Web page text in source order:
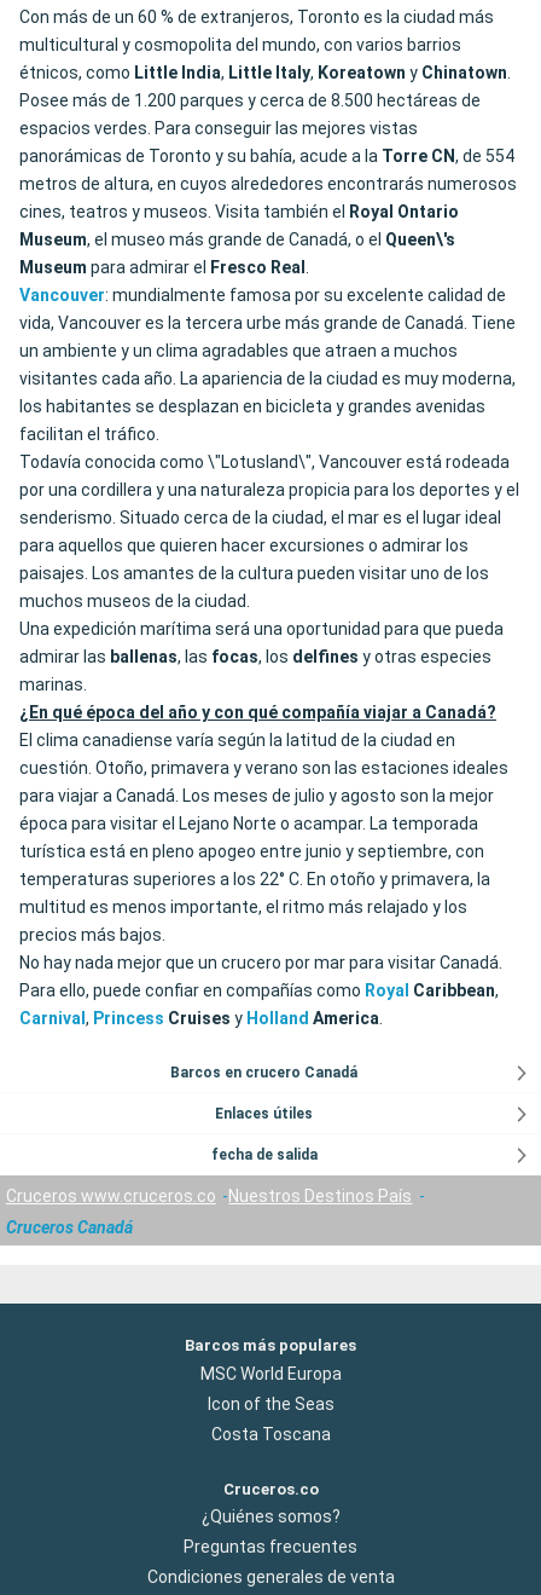
Con más de un 60 % de extranjeros, Toronto es la ciudad más
multicultural y cosmopolita del mundo, con varios barrios
étnicos, como Little India, Little Italy, Koreatown y Chinatown.
Posee más de 1.200 parques y cerca de 8.500 hectáreas de
espacios verdes. Para conseguir las mejores vistas
panorámicas de Toronto y su bahía, acude a la Torre CN, de 554
metros de altura, en cuyos alrededores encontrarás numerosos
cines, teatros y museos. Visita también el
Royal Ontario
Museum, el museo más grande de Canadá, o el Queen\'s
Museum para admirar el Fresco Real .
Vancouver: mundialmente famosa por su excelente calidad de
vida, Vancouver es la tercera urbe más grande de Canadá. Tiene
un ambiente y un clima agradables que atraen a muchos
visitantes cada año. La apariencia de la ciudad es muy moderna,
los habitantes se desplazan en bicicleta y grandes avenidas
facilitan el tráfico.
Todavía conocida como \"Lotusland\", Vancouver está rodeada
por una cordillera y una naturaleza propicia para los deportes y el
senderismo. Situado cerca de la ciudad, el mar es el lugar ideal
para aquellos que quieren hacer excursiones o admirar los
paisajes. Los amantes de la cultura pueden visitar uno de los
muchos museos de la ciudad.
Una expedición marítima será una oportunidad para que pueda
admirar las ballenas, las focas, los delfines y otras especies
marinas.
¿En qué época del año y con qué compañía viajar a Canadá?
El clima canadiense varía según la latitud de la ciudad en
cuestión. Otoño, primavera y verano son las estaciones ideales
para viajar a Canadá. Los meses de julio y agosto son la mejor
época para visitar el Lejano Norte o acampar. La temporada
turística está en pleno apogeo entre junio y septiembre, con
temperaturas superiores a los 22° C. En otoño y primavera, la
multitud es menos importante, el ritmo más relajado y los
precios más bajos.
No hay nada mejor que un crucero por mar para visitar Canadá.
Para ello, puede confiar en compañías como Royal Caribbean,
Carnival , Princess Cruises y Holland America.
Barcos en crucero Canadá
Enlaces útiles
fecha de salida
Cruceros www.cruceros.co
Nuestros Destinos País
Cruceros Canadá
Barcos más populares
MSC World Europa
Icon of the Seas
Costa Toscana
Cruceros.co
¿Quiénes somos?
Preguntas frecuentes
Condiciones generales de venta